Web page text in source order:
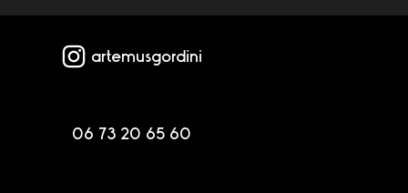
artemusgordini
06 73 20 65 60